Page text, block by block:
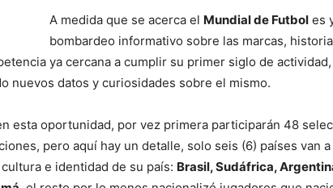
A medida que se acerca el Mundial de Futbol es
bombardeo informativo sobre las marcas,
ya cercana a cumplir su primer siglo de
nuevos datos y curiosidades sobre el mismo.
esta oportunidad, por vez primera participarán 48
pero aquí hay un detalle, solo seis (6) países van a
e identidad de su país: Brasil, Sudáfrica,